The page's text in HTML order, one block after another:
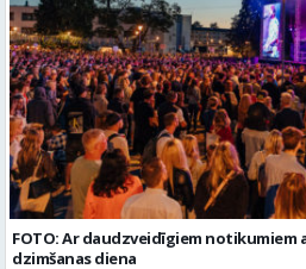
FOTO: Ar daudzveidīgiem notikumiem
dzimšanas diena